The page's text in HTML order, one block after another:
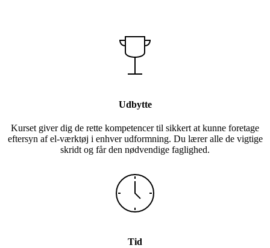
Udbytte
Kurset giver dig de rette kompetencer til sikkert at kunne foretage
eftersyn af el-værktøj i enhver udformning. Du lærer alle de vigtige
skridt og får den nødvendige faglighed.
Tid